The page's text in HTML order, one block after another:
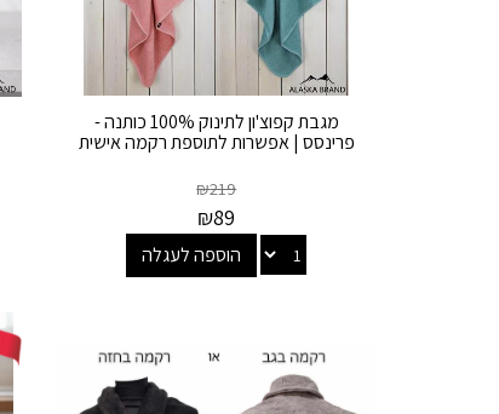
מגבת קפוצ'ון לתינוק 100% כותנה -
פרינסס | אפשרות לתוספת רקמה אישית
₪219
₪89
הוספה לעגלה